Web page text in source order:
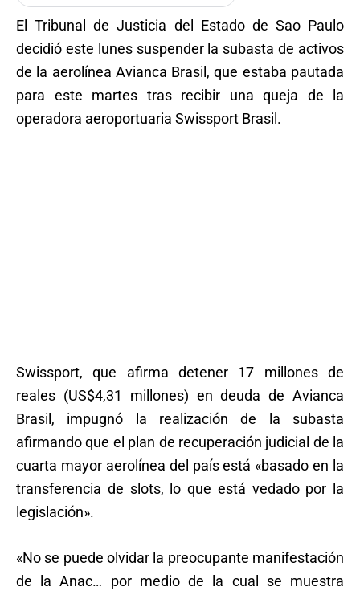
El Tribunal de Justicia del Estado de Sao Paulo
decidió este lunes suspender la subasta de activos
de la aerolínea Avianca Brasil, que estaba pautada
para este martes tras recibir una queja de la
operadora aeroportuaria Swissport Brasil.
Swissport, que afirma detener 17 millones de
reales (US$4,31 millones) en deuda de Avianca
Brasil, impugnó la realización de la subasta
afirmando que el plan de recuperación judicial de la
cuarta mayor aerolínea del país está «basado en la
transferencia de slots, lo que está vedado por la
legislación».
«No se puede olvidar la preocupante manifestación
de la Anac… por medio de la cual se muestra